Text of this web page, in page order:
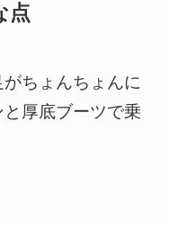
点
ちょんちょんに
厚底ブーツで乗